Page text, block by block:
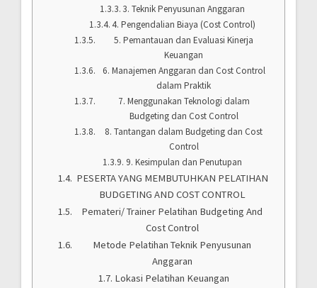
3. Teknik Penyusunan Anggaran
4. Pengendalian Biaya (Cost Control)
5. Pemantauan dan Evaluasi Kinerja
Keuangan
6. Manajemen Anggaran dan Cost Control
dalam Praktik
7. Menggunakan Teknologi dalam
Budgeting dan Cost Control
8. Tantangan dalam Budgeting dan Cost
Control
9. Kesimpulan dan Penutupan
PESERTA YANG MEMBUTUHKAN PELATIHAN
BUDGETING AND COST CONTROL
Pemateri/ Trainer Pelatihan Budgeting And
Cost Control
Metode Pelatihan Teknik Penyusunan
Anggaran
Lokasi Pelatihan Keuangan